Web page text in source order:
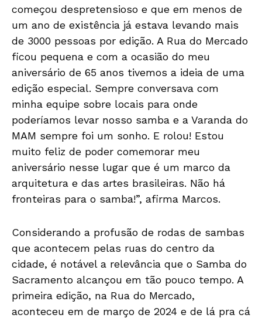
começou despretensioso e que em menos de
um ano de existência já estava levando mais
de 3000 pessoas por edição. A Rua do Mercado
ficou pequena e com a ocasião do meu
aniversário de 65 anos tivemos a ideia de uma
edição especial. Sempre conversava com
minha equipe sobre locais para onde
poderíamos levar nosso samba e a Varanda do
MAM sempre foi um sonho. E rolou! Estou
muito feliz de poder comemorar meu
aniversário nesse lugar que é um marco da
arquitetura e das artes brasileiras. Não há
fronteiras para o samba!”, afirma Marcos.
Considerando a profusão de rodas de sambas
que acontecem pelas ruas do centro da
cidade, é notável a relevância que o Samba do
Sacramento alcançou em tão pouco tempo. A
primeira edição, na Rua do Mercado,
aconteceu em de março de 2024 e de lá pra cá